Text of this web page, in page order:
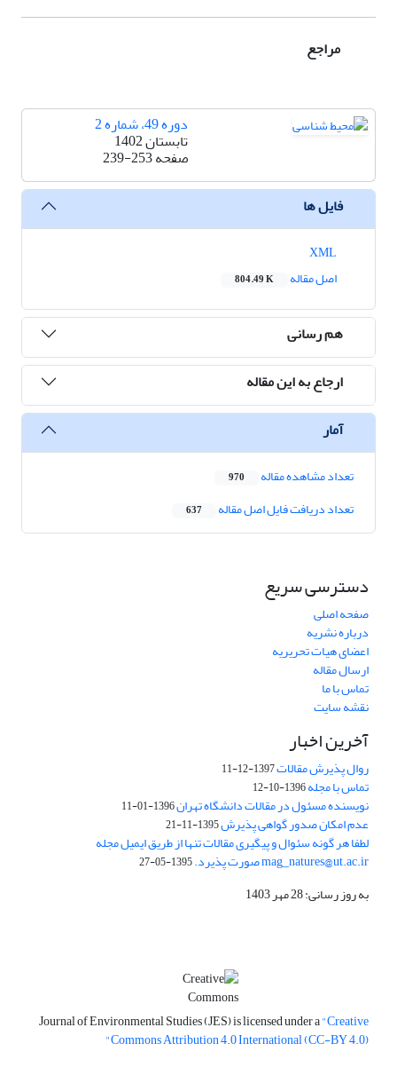
مراجع
دوره 49، شماره 2
تابستان 1402
صفحه239-253
فایل ها
اصل مقاله
804.49 K
هم رسانی
ارجاع به این مقاله
آمار
تعداد مشاهده مقاله 970
تعداد دریافت فایل اصل مقاله 637
دسترسی سریع
صفحه اصلی
درباره نشریه
اعضای هیات تحریریه
ارسال مقاله
تماس با ما
نقشه سایت
آخرین اخبار
روال پذیرش مقالات1397-12-11
تماس با مجله1396-10-12
نویسنده مسئول در مقالات دانشگاه تهران1396-01-11
عدم امکان صدور گواهی پذیرش1395-11-21
لطفا هر گونه سئوال و پیگیری مقالات تنها از طریق ایمیل مجله
mag_natures@ut.ac.ir صورت پذیرد. 1395-05-27
به روز رسانی: 28 مهر 1403
Journal of Environmental Studies (JES) is licensed under a"Creative
Commons Attribution 4.0 International (CC-BY 4.0)"